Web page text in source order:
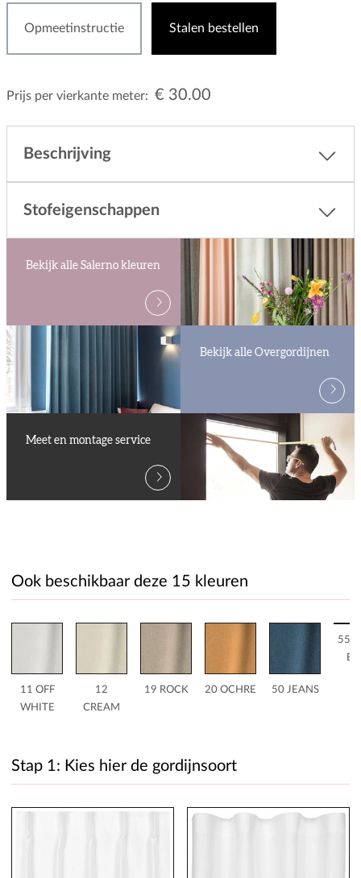
Opmeetinstructie Stalen bestellen
Prijs per vierkante meter: € 30.00
Beschrijving
Stofeigenschappen
Bekijk alle Salerno kleuren
Bekijk alle Overgordijnen
Meet en montage service
Ook beschikbaar deze 15 kleuren
11 OFF
WHITE
12
CREAM
19 ROCK 20 OCHRE 50 JEANS
55
Stap 1: Kies hier de gordijnsoort